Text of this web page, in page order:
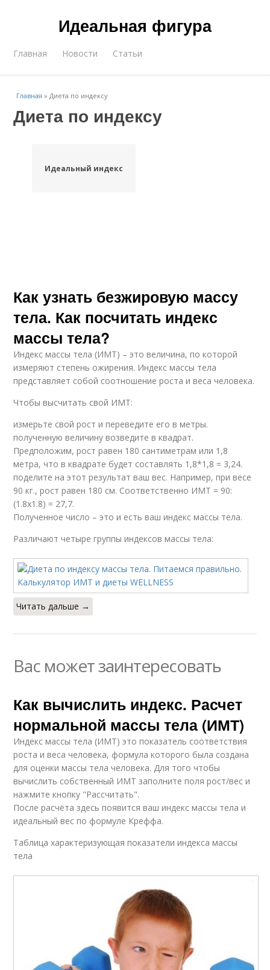
Идеальная фигура
Главная Новости Статьи
Главная »Диета по индексу
Диета по индексу
Идеальный индекс
Как узнать безжировую массу
тела. Как посчитать индекс
массы тела?
Индекс массы тела (ИМТ) – это величина, по которой
измеряют степень ожирения. Индекс массы тела
представляет собой соотношение роста и веса человека.
Чтобы высчитать свой ИМТ:
измерьте свой рост и переведите его в метры.
полученную величину возведите в квадрат.
Предположим, рост равен 180 сантиметрам или 1,8
метра, что в квадрате будет составлять 1,8*1,8 = 3,24.
поделите на этот результат ваш вес. Например, при весе
90 кг., рост равен 180 см. Соответственно ИМТ = 90:
(1.8х1.8) = 27,7.
Полученное число – это и есть ваш индекс массы тела.
Различают четыре группы индексов массы тела:
Читать дальше →
Вас может заинтересовать
Как вычислить индекс. Расчет
нормальной массы тела (ИМТ)
Индекс массы тела (ИМТ) это показатель соответствия
роста и веса человека, формула которого была создана
для оценки массы тела человека. Для того чтобы
вычислить собственный ИМТ заполните поля рост/вес и
нажмите кнопку "Рассчитать".
После расчёта здесь появится ваш индекс массы тела и
идеальный вес по формуле Креффа.
Таблица характеризующая показатели индекса массы
тела